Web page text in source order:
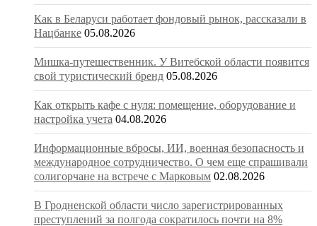
Как в Беларуси работает фондовый рынок, рассказали в
Нацбанке 05.08.2026
Мишка-путешественник. У Витебской области появится
свой туристический бренд 05.08.2026
Как открыть кафе с нуля: помещение, оборудование и
настройка учета 04.08.2026
Информационные вбросы, ИИ, военная безопасность и
международное сотрудничество. О чем еще спрашивали
солигорчане на встрече с Марковым 02.08.2026
В Гродненской области число зарегистрированных
преступлений за полгода сократилось почти на 8%